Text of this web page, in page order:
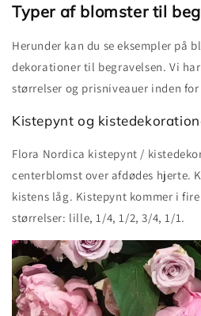
Typer af blomster til
Herunder kan du se eksempler på
dekorationer til begravelsen. Vi
størrelser og prisniveauer inden
Kistepynt og
Flora Nordica kistepynt /
centerblomst over afdødes hjerte.
kistens låg. Kistepynt kommer i
størrelser: lille, 1/4, 1/2, 3/4, 1/1.